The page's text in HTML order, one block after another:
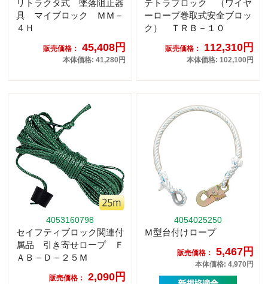
リトラクタ式 墜落阻止器
具 マイブロック ＭＭ－
４Ｈ
販売価格： 45,408円
本体価格: 41,280円
テトラブロック （ワイヤ
ーロープ巻取式安全ブロッ
ク） ＴＲＢ－１０
販売価格： 112,310円
本体価格: 102,100円
4053160798
セイフティブロック関連付
属品 引き寄せロープ Ｆ
ＡＢ－Ｄ－２５Ｍ
販売価格： 2,090円
4054025250
Ｍ型台付けロープ
販売価格： 5,467円
本体価格: 4,970円